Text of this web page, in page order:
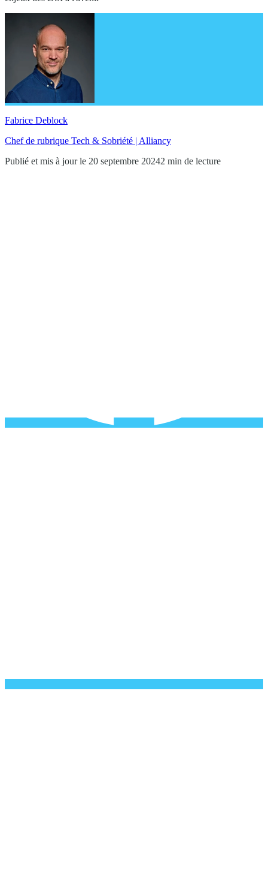
Fabrice Deblock
Chef de rubrique Tech & Sobriété | Alliancy
Publié et mis à jour le 20 septembre 20242 min de lecture